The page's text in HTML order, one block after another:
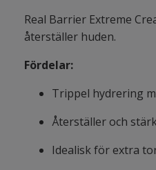
Real Barrier Extreme
återställer huden.
Fördelar:
Trippel hydrering
Återställer och
Idealisk för extra